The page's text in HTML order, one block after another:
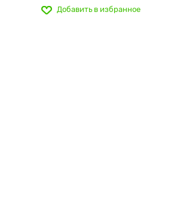
Добавить в избранное